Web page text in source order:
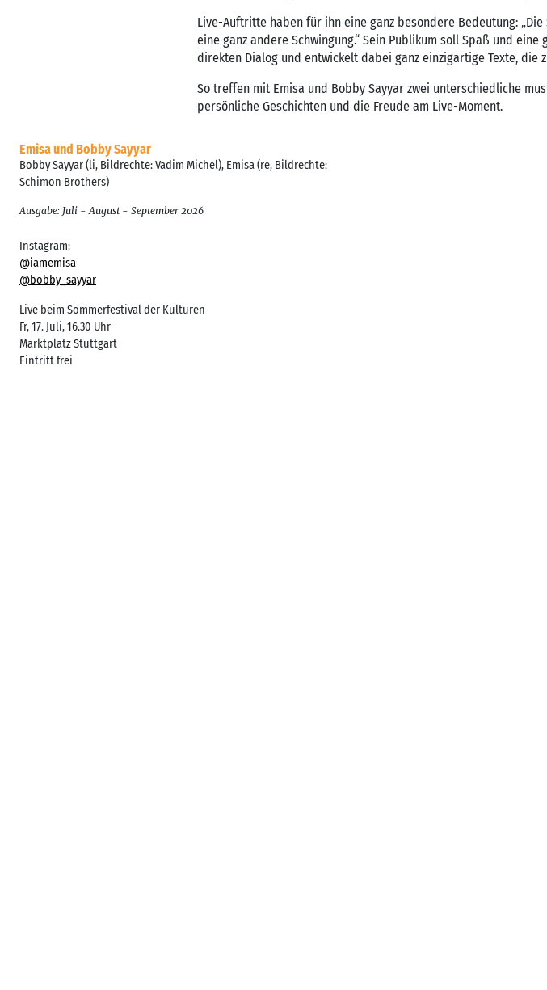
Emisa und Bobby Sayyar
Instagram:
@iamemisa
@bobby_sayyar
Live beim Sommerfestival der Kulturen
Fr, 17. Juli, 16.30 Uhr
Marktplatz Stuttgart
Eintritt frei
Bobby Sayyar (li, Bildrechte: Vadim Michel), Emisa (re, Bildrechte:
Schimon Brothers)
Ausgabe: Juli - August - September 2026
Live-Auftritte haben für ihn eine ganz besondere Bedeutung:
eine ganz andere Schwingung.“ Sein Publikum soll Spaß und
direkten Dialog und entwickelt dabei ganz einzigartige Texte, die
So treffen mit Emisa und Bobby Sayyar zwei unterschiedliche
persönliche Geschichten und die Freude am Live-Moment.